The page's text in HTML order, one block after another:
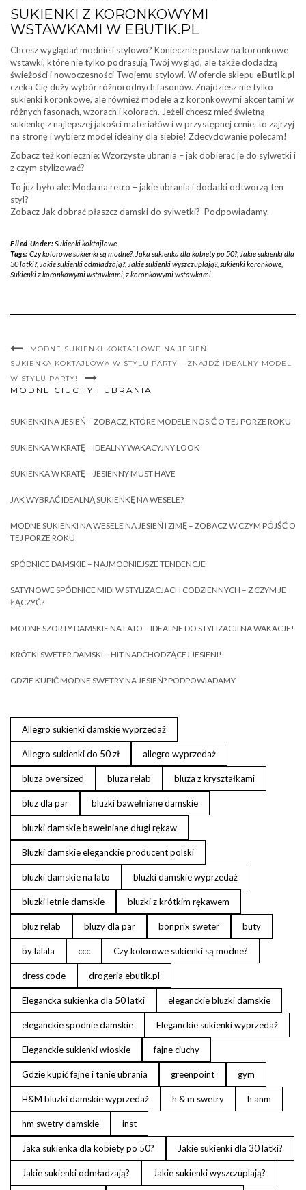
SUKIENKI Z KORONKOWYMI
WSTAWKAMI W EBUTIK.PL
Chcesz wyglądać modnie i stylowo? Koniecznie postaw na koronkowe
wstawki, które nie tylko podrasują Twój wygląd, ale także dodadzą
świeżości i nowoczesności Twojemu stylowi. W ofercie sklepu eButik.pl
czeka Cię duży wybór różnorodnych fasonów. Znajdziesz nie tylko
sukienki koronkowe, ale również modele a z koronkowymi akcentami w
różnych fasonach, wzorach i kolorach. Jeżeli chcesz mieć świetną
sukienkę z najlepszej jakości materiałów i w przystępnej cenie, to zajrzyj
na stronę i wybierz model idealny dla siebie! Zdecydowanie polecam!
Zobacz też koniecznie: Wzorzyste ubrania – jak dobierać je do sylwetki i
z czym stylizować?
To juz było ale: Moda na retro – jakie ubrania i dodatki odtworzą ten
styl?
Zobacz Jak dobrać płaszcz damski do sylwetki? Podpowiadamy.
Filed Under:Sukienki koktajlowe
Tags: Czy kolorowe sukienki są modne?, Jaka sukienka dla kobiety po 50?, Jakie sukienki dla
30 latki?, Jakie sukienki odmładzają?, Jakie sukienki wyszczuplają?, sukienki koronkowe
Sukienki z koronkowymi wstawkami z koronkowymi wstawkami
MODNE SUKIENKI KOKTAJLOWE NA JESIEŃ
SUKIENKA KOKTAJLOWA W STYLU PARTY – ZNAJDŹ IDEALNY MODEL
W STYLU PARTY!
MODNE CIUCHY I UBRANIA
SUKIENKI NA JESIEŃ – ZOBACZ, KTÓRE MODELE NOSIĆ O TEJ PORZE ROKU
SUKIENKA W KRATĘ – IDEALNY WAKACYJNY LOOK
SUKIENKA W KRATĘ – JESIENNY MUST HAVE
JAK WYBRAĆ IDEALNĄ SUKIENKĘ NA WESELE?
MODNE SUKIENKI NA WESELE NA JESIEŃ I ZIMĘ – ZOBACZ W CZYM PÓJŚĆ O
TEJ PORZE ROKU
SPÓDNICE DAMSKIE – NAJMODNIEJSZE TENDENCJE
SATYNOWE SPÓDNICE MIDI W STYLIZACJACH CODZIENNYCH – Z CZYM JE
ŁĄCZYĆ?
MODNE SZORTY DAMSKIE NA LATO – IDEALNE DO STYLIZACJI NA WAKACJE!
KRÓTKI SWETER DAMSKI – HIT NADCHODZĄCEJ JESIENI!
GDZIE KUPIĆ MODNE SWETRY NA JESIEŃ? PODPOWIADAMY
Allegro sukienki damskie wyprzedaż
Allegro sukienki do 50 zł allegro wyprzedaż
bluza oversized bluza relab bluza z kryształkami
bluz dla par bluzki bawełniane damskie
bluzki damskie bawełniane długi rękaw
Bluzki damskie eleganckie producent polski
bluzki damskie na lato bluzki damskie wyprzedaż
bluzki letnie damskie bluzki z krótkim rękawem
bluz relab bluzy dla par bonprix sweter buty
by lalala ccc Czy kolorowe sukienki są modne?
dress code drogeria ebutik.pl
Elegancka sukienka dla 50 latki eleganckie bluzki damskie
eleganckie spodnie damskie Eleganckie sukienki wyprzedaż
Eleganckie sukienki włoskie fajne ciuchy
Gdzie kupić fajne i tanie ubrania greenpoint gym
H&M bluzki damskie wyprzedaż h & m swetry h anm
hm swetry damskie inst
Jaka sukienka dla kobiety po 50? Jakie sukienki dla 30 latki?
Jakie sukienki odmładzają? Jakie sukienki wyszczuplają?